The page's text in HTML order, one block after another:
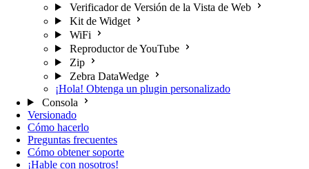
Verificador de Versión de la Vista de Web
Kit de Widget
WiFi
Reproductor de YouTube
Zip
Zebra DataWedge
¡Hola! Obtenga un plugin personalizado
Consola
Versionado
Cómo hacerlo
Preguntas frecuentes
Cómo obtener soporte
¡Hable con nosotros!